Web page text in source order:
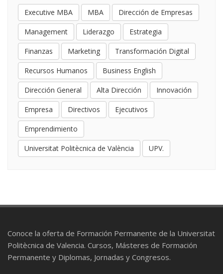
Executive MBA MBA Dirección de Empresas
Management Liderazgo Estrategia
Finanzas Marketing Transformación Digital
Recursos Humanos Business English
Dirección General Alta Dirección Innovación
Empresa Directivos Ejecutivos
Emprendimiento
Universitat Politècnica de València UPV.
Conoce la oferta de Formación Permanente de la Universitat
Politècnica de Valencia. Cursos, Másteres de Formación
Permanente y Diplomas, Jornadas y Congresos.